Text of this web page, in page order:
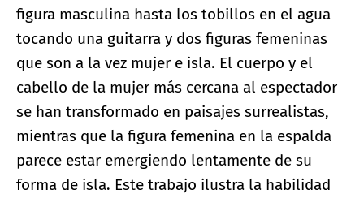
figura masculina hasta los tobillos en el agua
tocando una guitarra y dos figuras femeninas
que son a la vez mujer e isla. El cuerpo y el
cabello de la mujer más cercana al espectador
se han transformado en paisajes surrealistas,
mientras que la figura femenina en la espalda
parece estar emergiendo lentamente de su
forma de isla. Este trabajo ilustra la habilidad